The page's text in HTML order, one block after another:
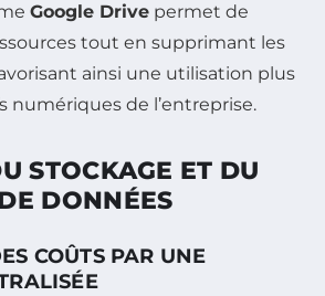
Google Drive permet de
tout en supprimant les
ainsi une utilisation plus
numériques de l’entreprise.
STOCKAGE ET DU
DONNÉES
COÛTS PAR UNE